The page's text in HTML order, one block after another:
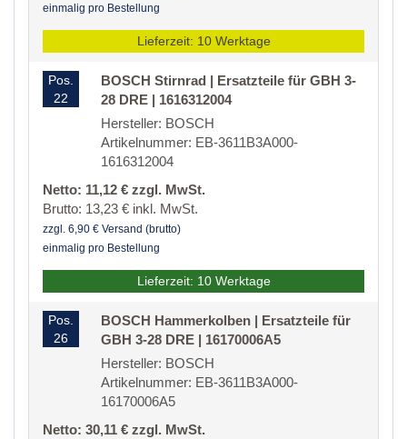
einmalig pro Bestellung
Lieferzeit: 10 Werktage
Pos.
22
BOSCH Stirnrad | Ersatzteile für GBH 3-
28 DRE | 1616312004
Hersteller: BOSCH
Artikelnummer: EB-3611B3A000-
1616312004
Netto: 11,12 € zzgl. MwSt.
Brutto: 13,23 € inkl. MwSt.
zzgl. 6,90 € Versand (brutto)
einmalig pro Bestellung
Lieferzeit: 10 Werktage
Pos.
26
BOSCH Hammerkolben | Ersatzteile für
GBH 3-28 DRE | 16170006A5
Hersteller: BOSCH
Artikelnummer: EB-3611B3A000-
16170006A5
Netto: 30,11 € zzgl. MwSt.